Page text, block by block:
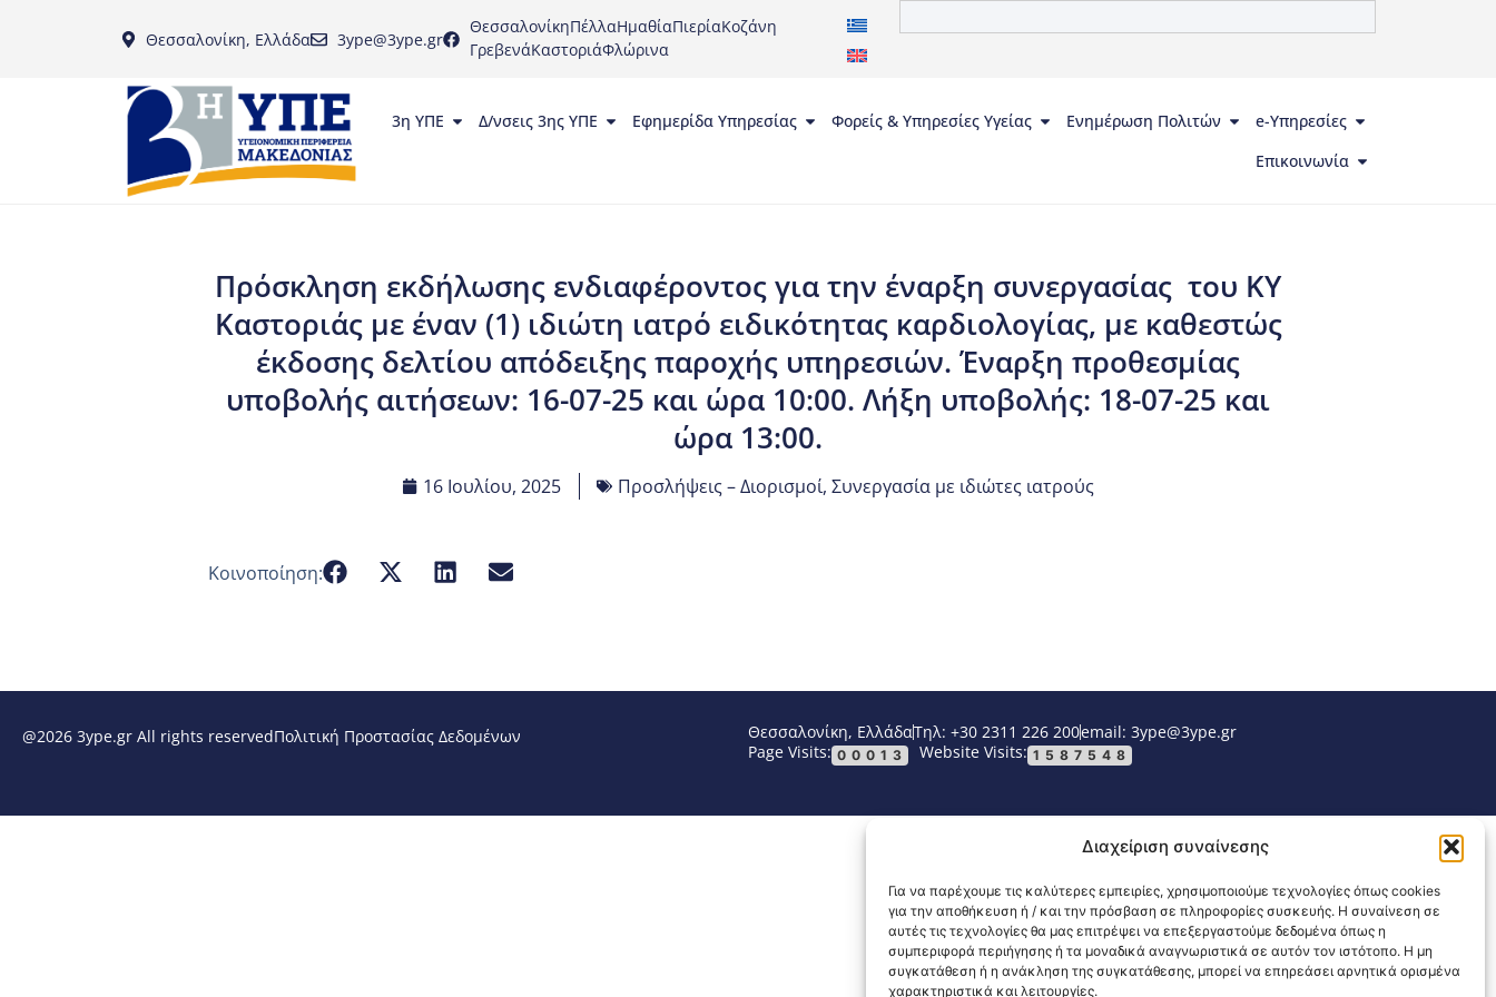
Διαχείριση συναίνεσης
Για να παρέχουμε τις καλύτερες εμπειρίες, χρησιμοποιούμε τεχνολογίες όπως cookies
για την αποθήκευση ή / και την πρόσβαση σε πληροφορίες συσκευής. Η συναίνεση σε
αυτές τις τεχνολογίες θα μας επιτρέψει να επεξεργαστούμε δεδομένα όπως η
συμπεριφορά περιήγησης ή τα μοναδικά αναγνωριστικά σε αυτόν τον ιστότοπο. Η μη
συγκατάθεση ή η ανάκληση της συγκατάθεσης, μπορεί να επηρεάσει αρνητικά ορισμένα
χαρακτηριστικά και λειτουργίες.
Θεσσαλονίκη, Ελλάδα 3ype@3ype.gr
ΘεσσαλονίκηΠέλλαΗμαθίαΠιερίαΚοζάνη
ΓρεβενάΚαστοριάΦλώρινα
3η ΥΠΕ Δ/νσεις 3ης ΥΠΕ Εφημερίδα Υπηρεσίας Φορείς & Υπηρεσίες Υγείας Ενημέρωση Πολιτών
e-Υπηρεσίες
Επικοινωνία
Πρόσκληση εκδήλωσης ενδιαφέροντος για την έναρξη συνεργασίας του ΚΥ
Καστοριάς με έναν (1) ιδιώτη ιατρό ειδικότητας καρδιολογίας, με καθεστώς
έκδοσης δελτίου απόδειξης παροχής υπηρεσιών. Έναρξη προθεσμίας
υποβολής αιτήσεων: 16-07-25 και ώρα 10:00. Λήξη υποβολής: 18-07-25 και
ώρα 13:00.
16 Ιουλίου, 2025 Προσλήψεις – Διορισμοί, Συνεργασία με ιδιώτες ιατρούς
Κοινοποίηση:
@2026 3ype.gr All rights reservedΠολιτική Προστασίας Δεδομένων Θεσσαλονίκη, ΕλλάδαΤηλ: +30 2311 226 200email: 3ype@3ype.gr
Page Visits: 00013 Website Visits: 1587548